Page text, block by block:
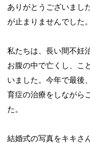
ありがとうございまし
が止まりませんでした。
私たちは、長い間不妊
お腹の中で亡くし、こ
いました。今年で最後
育症の治療をしながら
た。
結婚式の写真をキキさ